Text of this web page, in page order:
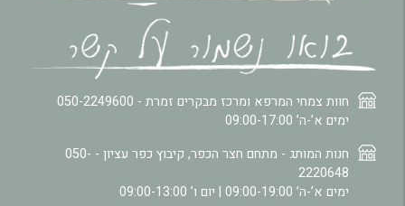
חוות צמחי המרפא ומרכז מבקרים זמרת - 050-2249600
ימים א’-ה’ 09:00-17:00
חנות המותג - מתחם חצר הכפר, קיבוץ כפר עציון - 050-
2220648
ימים א’-ה’ 09:00-19:00 | יום ו’ 09:00-13:00